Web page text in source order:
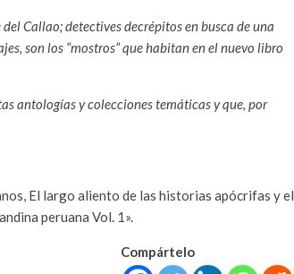
Callao; detectives decrépitos en busca de una
son los “mostros” que habitan en el nuevo libro
antologías y colecciones temáticas y que, por
El largo aliento de las historias apócrifas y el
peruana Vol. 1».
Compártelo